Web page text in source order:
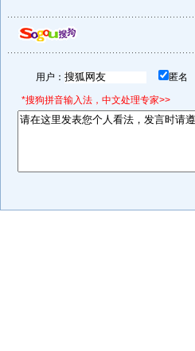
用户： 匿名
*搜狗拼音输入法，中文处理专家>>